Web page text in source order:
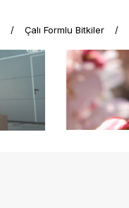
Çalı Formlu Bitkiler